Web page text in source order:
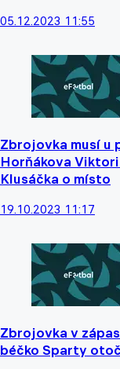
05.12.2023 11:55
Zbrojovka musí u
Horňákova
Klusáčka o místo
19.10.2023 11:17
Zbrojovka v
béčko Sparty